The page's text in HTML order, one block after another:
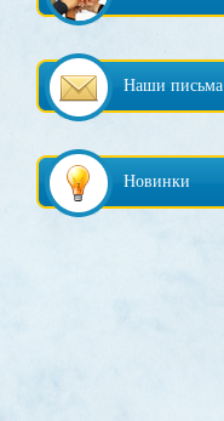
Наши письма
Новинки